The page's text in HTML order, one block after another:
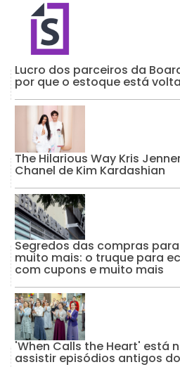
Lucro dos parceiros da
por que o estoque está
The Hilarious Way Kris
Chanel de Kim Kardashian
Segredos das compras
muito mais: o truque para
com cupons e muito mais
'When Calls the Heart' está
assistir episódios antigos